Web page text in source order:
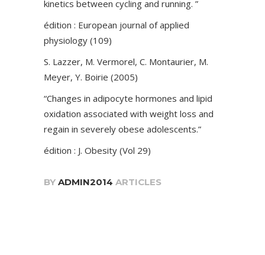
kinetics between cycling and running. ”
édition : European journal of applied
physiology (109)
S. Lazzer, M. Vermorel, C. Montaurier, M.
Meyer, Y. Boirie (2005)
“Changes in adipocyte hormones and lipid
oxidation associated with weight loss and
regain in severely obese adolescents.”
édition : J. Obesity (Vol 29)
BY ADMIN2014 ARTICLES